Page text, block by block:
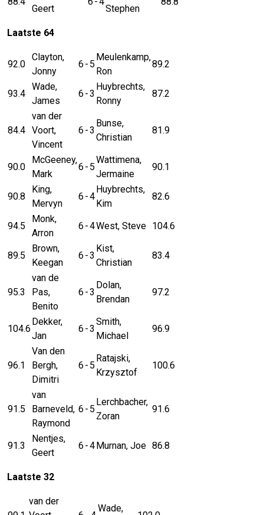
Geert
Stephen
Laatste 64
92.0
Clayton,
Jonny
6 - 5
Meulenkamp,
Ron
89.2
93.4
Wade,
James
6 -3
Huybrechts,
Ronny
87.2
84.4
van der
Voort,
Vincent
6 -3
Bunse,
Christian
81.9
90.0
McGeeney,
Mark
6 - 5
Wattimena,
Jermaine
90.1
90.8
King,
Mervyn
6 -4
Huybrechts,
Kim
82.6
94.5
Monk,
Arron
6 -4West, Steve 104.6
89.5
Brown,
Keegan
6 -3
Kist,
Christian
83.4
95.3
van de
Pas,
Benito
6 -3
Dolan,
Brendan
97.2
104.6
Dekker,
Jan
6 -3
Smith,
Michael
96.9
96.1
Van den
Bergh,
Dimitri
6 - 5
Ratajski,
Krzysztof
100.6
91.5
van
Barneveld,
Raymond
6 - 5
Lerchbacher,
Zoran
91.6
91.3
Nentjes,
Geert
6 -4Murnan, Joe 86.8
Laatste 32
van der
Wade,